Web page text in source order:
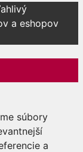
a eshopov
súbory
a